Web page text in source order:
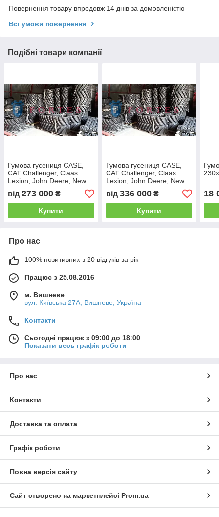
Повернення товару впродовж 14 днів за домовленістю
Всі умови повернення
Подібні товари компанії
Гумова гусениця CASE,
CAT Challenger, Claas
Lexion, John Deere, New
Holland, Case Quadtrac
від 273 000 ₴
Купити
Гумова гусениця CASE,
CAT Challenger, Claas
Lexion, John Deere, New
Holland, Case Quadtrac
від 336 000₴
Купити
18
Про нас
100% позитивних з 20 відгуків за рік
Працює з 25.08.2016
м. Вишневе
вул. Київська 27А, Вишневе, Україна
Контакти
Сьогодні працює з 09:00 до 18:00
Показати весь графік роботи
Про нас
Контакти
Доставка та оплата
Графік роботи
Повна версія сайту
Сайт створено на маркетплейсі Prom.ua